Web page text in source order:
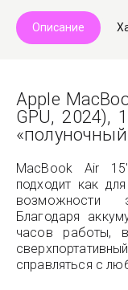
Описание
Apple
GPU, 2024),
MacBook Air
подходит как
возможности
Благодаря
часов работы,
справляться с